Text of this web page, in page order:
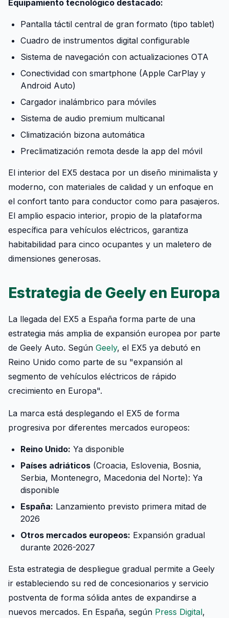
Equipamiento tecnológico destacado:
Pantalla táctil central de gran formato (tipo tablet)
Cuadro de instrumentos digital configurable
Sistema de navegación con actualizaciones OTA
Conectividad con smartphone (Apple CarPlay y
Android Auto)
Cargador inalámbrico para móviles
Sistema de audio premium multicanal
Climatización bizona automática
Preclimatización remota desde la app del móvil
El interior del EX5 destaca por un diseño minimalista y
moderno, con materiales de calidad y un enfoque en
el confort tanto para conductor como para pasajeros.
El amplio espacio interior, propio de la plataforma
específica para vehículos eléctricos, garantiza
habitabilidad para cinco ocupantes y un maletero de
dimensiones generosas.
Estrategia de Geely en Europa
La llegada del EX5 a España forma parte de una
estrategia más amplia de expansión europea por parte
de Geely Auto. Según Geely, el EX5 ya debutó en
Reino Unido como parte de su "expansión al
segmento de vehículos eléctricos de rápido
crecimiento en Europa".
La marca está desplegando el EX5 de forma
progresiva por diferentes mercados europeos:
Reino Unido: Ya disponible
Países adriáticos (Croacia, Eslovenia, Bosnia,
Serbia, Montenegro, Macedonia del Norte): Ya
disponible
España: Lanzamiento previsto primera mitad de
2026
Otros mercados europeos: Expansión gradual
durante 2026-2027
Esta estrategia de despliegue gradual permite a Geely
ir estableciendo su red de concesionarios y servicio
postventa de forma sólida antes de expandirse a
nuevos mercados. En España, según Press Digital,